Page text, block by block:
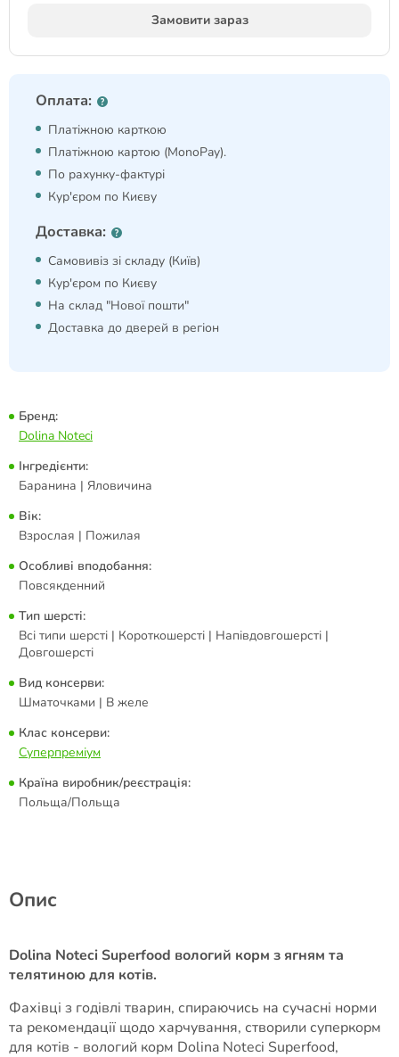
Замовити зараз
Оплата:
Платіжною карткою
Платіжною картою (MonoPay).
По рахунку-фактурі
Кур'єром по Києву
Доставка:
Самовивіз зі складу (Київ)
Кур'єром по Києву
На склад "Нової пошти"
Доставка до дверей в регіон
Бренд:
Dolina Noteci
Інгредієнти:
Баранина | Яловичина
Вік:
Взрослая | Пожилая
Особливі вподобання:
Повсякденний
Тип шерсті:
Всі типи шерсті | Короткошерсті | Напівдовгошерсті |
Довгошерсті
Вид консерви:
Шматочками | В желе
Клас консерви:
Суперпреміум
Країна виробник/реєстрація:
Польща/Польща
Опис
Dolina Noteci Superfood вологий корм з ягням та
телятиною для котів.
Фахівці з годівлі тварин, спираючись на сучасні норми
та рекомендації щодо харчування, створили суперкорм
для котів - вологий корм Dolina Noteci Superfood,